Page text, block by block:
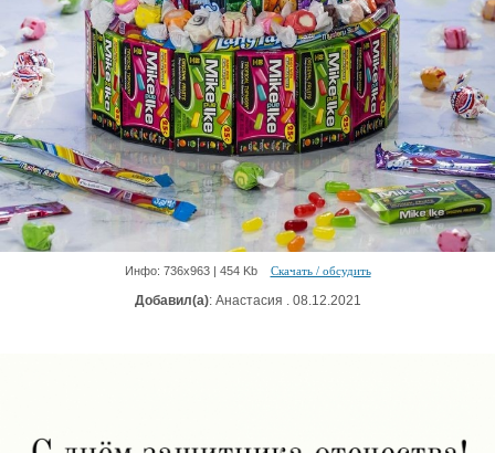
Инфо: 736х963 | 454 Kb Скачать / обсудить
Добавил(а): Анастасия . 08.12.2021